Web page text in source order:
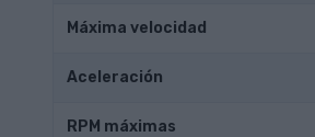
Máxima velocidad
Aceleración
RPM máximas